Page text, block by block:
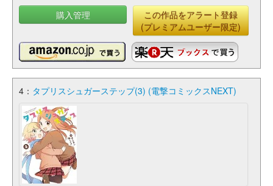
購入管理
この作品をアラート登録
(プレミアムユーザー限定)
4： タプリスシュガーステップ(3) (電撃コミックスNEXT)